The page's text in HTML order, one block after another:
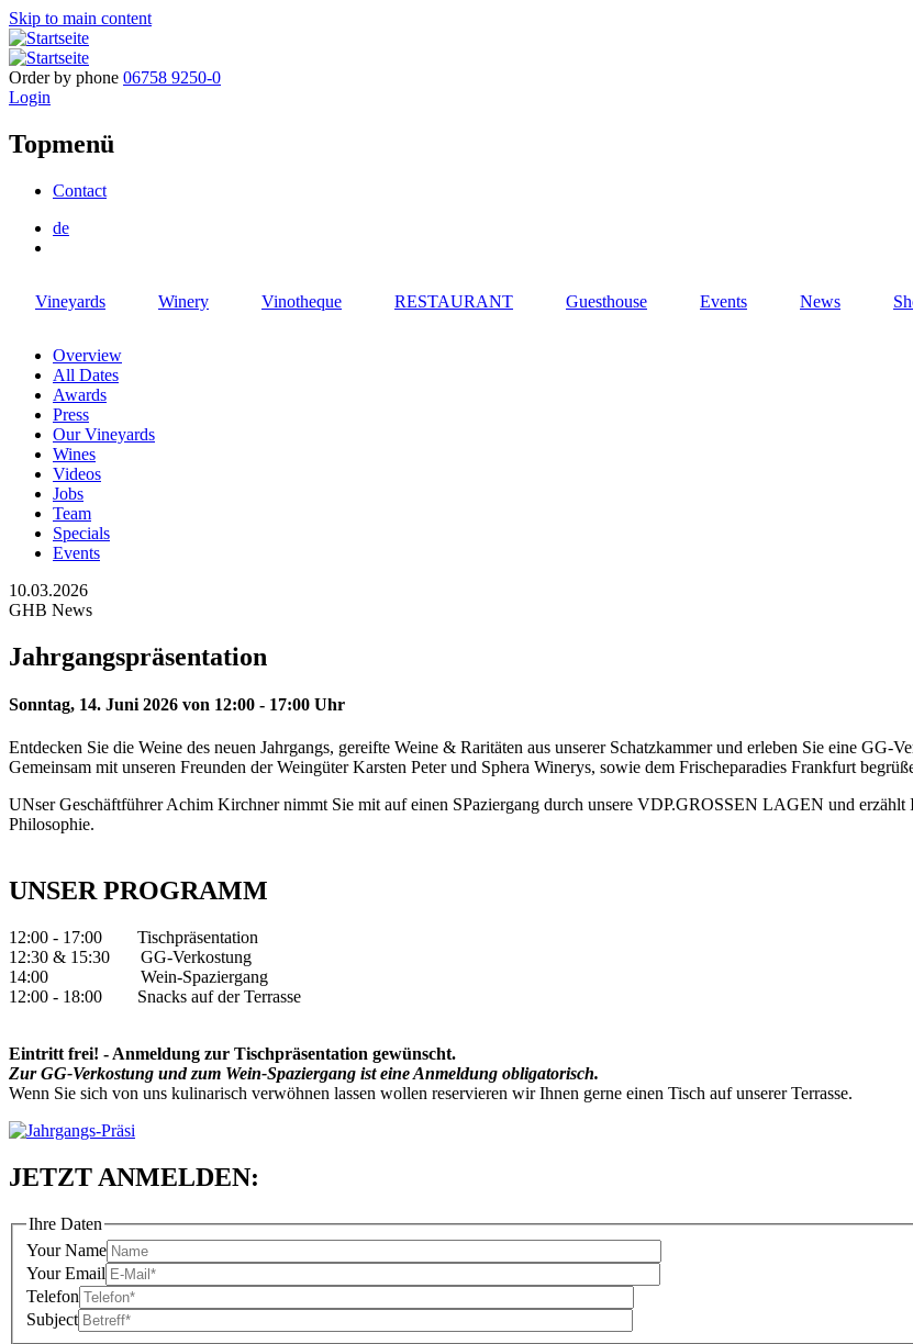
Skip to main content
Order by phone 06758 9250-0
Login
Topmenü
Contact
de
Vineyards Winery Vinotheque RESTAURANT Guesthouse Events News
Overview
All Dates
Awards
Press
Our Vineyards
Wines
Videos
Jobs
Team
Specials
Events
10.03.2026
GHB News
Jahrgangspräsentation
Sonntag, 14. Juni 2026 von 12:00 - 17:00 Uhr
Entdecken Sie die Weine des neuen Jahrgangs, gereifte Weine & Raritäten aus unserer Schatzkammer und erleben Sie eine GG-
Gemeinsam mit unseren Freunden der Weingüter Karsten Peter und Sphera Winerys, sowie dem Frischeparadies Frankfurt
UNser Geschäftführer Achim Kirchner nimmt Sie mit auf einen SPaziergang durch unsere VDP.GROSSEN LAGEN und erzählt
Philosophie.
UNSER PROGRAMM
12:00 - 17:00 Tischpräsentation
12:30 & 15:30 GG-Verkostung
14:00 Wein-Spaziergang
12:00 - 18:00 Snacks auf der Terrasse
Eintritt frei! - Anmeldung zur Tischpräsentation gewünscht.
Zur GG-Verkostung und zum Wein-Spaziergang ist eine Anmeldung obligatorisch.
Wenn Sie sich von uns kulinarisch verwöhnen lassen wollen reservieren wir Ihnen gerne einen Tisch auf unserer Terrasse.
JETZT ANMELDEN:
Ihre Daten
Your Name
Your Email
Telefon
Subject